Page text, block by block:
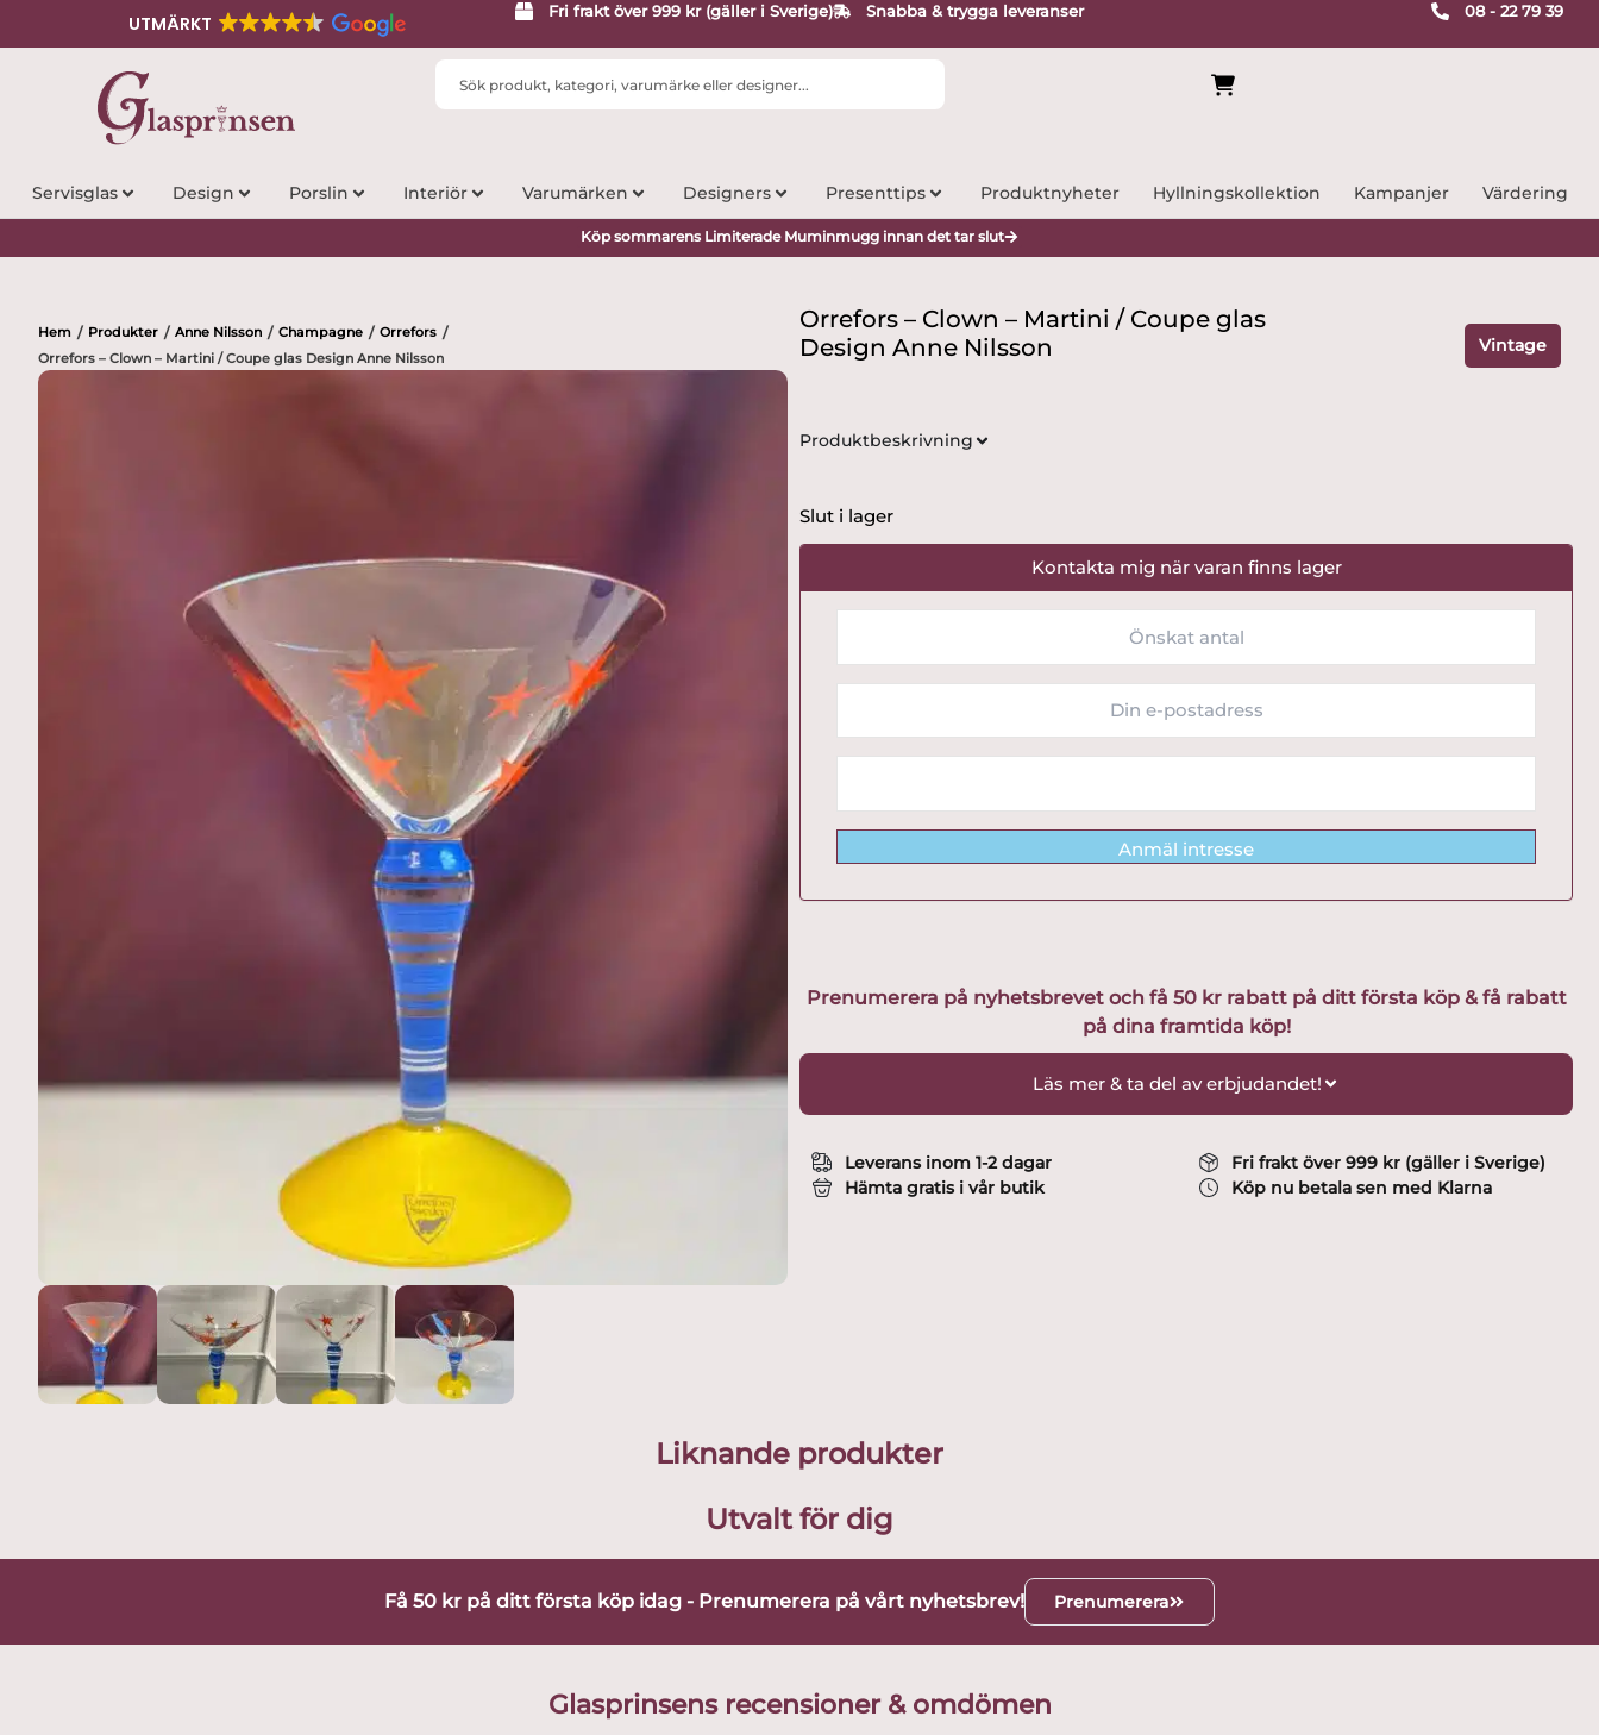
UTMÄRKT
Fri frakt över 999 kr (gäller i Sverige) Snabba & trygga leveranser 08 - 22 79 39
Search
Servisglas Design Porslin Interiör Varumärken Designers Presenttips Produktnyheter Hyllningskollektion Kampanjer Värdering
Köp sommarens Limiterade Muminmugg innan det tar slut
Hem / Produkter / Anne Nilsson / Champagne / Orrefors /
Orrefors – Clown – Martini / Coupe glas Design Anne Nilsson
Orrefors – Clown – Martini / Coupe glas
Design Anne Nilsson
Vintage
Produktbeskrivning
Slut i lager
Kontakta mig när varan finns lager
Anmäl intresse
Prenumerera på nyhetsbrevet och få 50 kr rabatt på ditt första köp & få rabatt
på dina framtida köp!
Läs mer & ta del av erbjudandet!
Leverans inom 1-2 dagar
Hämta gratis i vår butik
Fri frakt över 999 kr (gäller i Sverige)
Köp nu betala sen med Klarna
Liknande produkter
Utvalt för dig
Få 50 kr på ditt första köp idag - Prenumerera på vårt nyhetsbrev! Prenumerera
Glasprinsens recensioner & omdömen